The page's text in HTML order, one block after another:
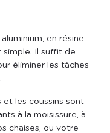
en résine
simple. Il suffit de
éliminer les tâches
et les coussins sont
à la moisissure, à
chaises, ou votre